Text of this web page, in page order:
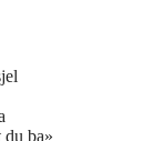
ba»